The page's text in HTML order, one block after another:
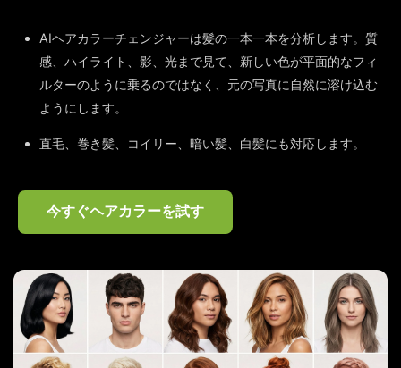
AIヘアカラーチェンジャーは髪の一本一本を分析します。質
感、ハイライト、影、光まで見て、新しい色が平面的なフィ
ルターのように乗るのではなく、元の写真に自然に溶け込む
ようにします。
直毛、巻き髪、コイリー、暗い髪、白髪にも対応します。
今すぐヘアカラーを試す